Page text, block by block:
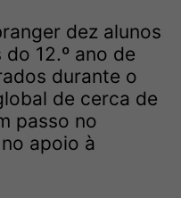
dez alunos
12.º ano de
durante o
de cerca de
passo no
apoio à